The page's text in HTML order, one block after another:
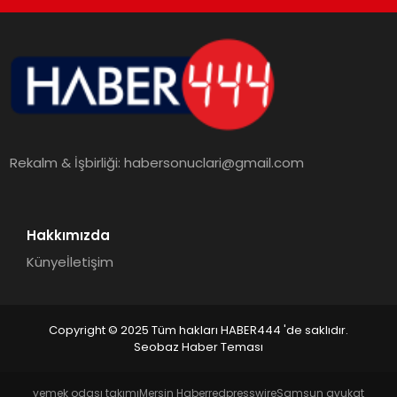
MAGAZIN
EGITIM
YAŞAM
Rekalm & İşbirliği:habersonuclari@gmail.com
Hakkımızda
Künyeİletişim
Copyright © 2025 Tüm hakları HABER444 'de saklıdır.
Seobaz Haber Teması
yemek odası takımıMersin HaberredpresswireSamsun avukat